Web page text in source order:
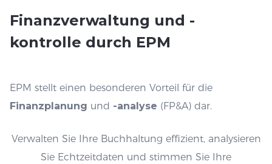
Finanzverwaltung und -
kontrolle durch EPM
EPM stellt einen besonderen Vorteil für die
Finanzplanung und -analyse (FP&A) dar.
Verwalten Sie Ihre Buchhaltung effizient, analysieren
Sie Echtzeitdaten und stimmen Sie Ihre